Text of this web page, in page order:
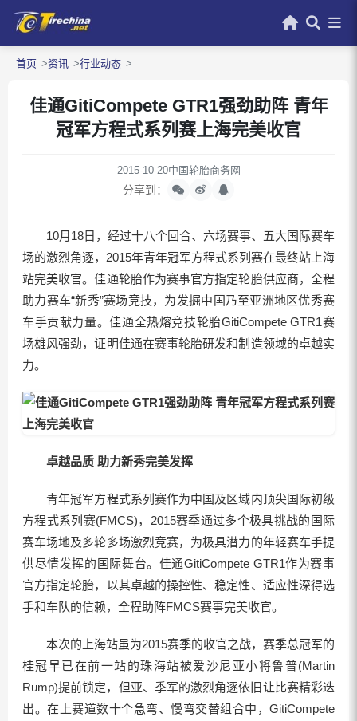
首页 资讯 行业动态
佳通GitiCompete GTR1强劲助阵 青年
冠军方程式系列赛上海完美收官
2015-10-20中国轮胎商务网
分享到：
10月18日，经过十八个回合、六场赛事、五大国际赛车
场的激烈角逐，2015年青年冠军方程式系列赛在最终站上海
站完美收官。佳通轮胎作为赛事官方指定轮胎供应商，全程
助力赛车“新秀”赛场竞技，为发掘中国乃至亚洲地区优秀赛
车手贡献力量。佳通全热熔竞技轮胎GitiCompete GTR1赛
场雄风强劲，证明佳通在赛事轮胎研发和制造领域的卓越实
力。
卓越品质 助力新秀完美发挥
青年冠军方程式系列赛作为中国及区域内顶尖国际初级
方程式系列赛(FMCS)，2015赛季通过多个极具挑战的国际
赛车场地及多轮多场激烈竞赛，为极具潜力的年轻赛车手提
供尽情发挥的国际舞台。佳通GitiCompete GTR1作为赛事
官方指定轮胎，以其卓越的操控性、稳定性、适应性深得选
手和车队的信赖，全程助阵FMCS赛事完美收官。
本次的上海站虽为2015赛季的收官之战，赛季总冠军的
桂冠早已在前一站的珠海站被爱沙尼亚小将鲁普(Martin
Rump)提前锁定，但亚、季军的激烈角逐依旧让比赛精彩迭
出。在上赛道数十个急弯、慢弯交替组合中，GitiCompete